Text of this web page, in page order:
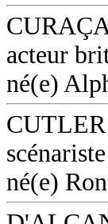
acteur
né(e)
né(e)